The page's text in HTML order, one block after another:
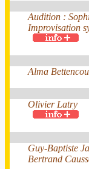
Audition :
Improvisation
Alma
Olivier Latry
Guy-Baptiste
Bertrand